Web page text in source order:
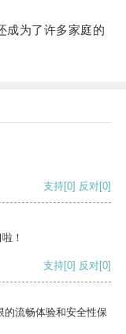
为了许多家庭的
支持[0] 反对[0]
！
支持[0] 反对[0]
的流畅体验和安全性保